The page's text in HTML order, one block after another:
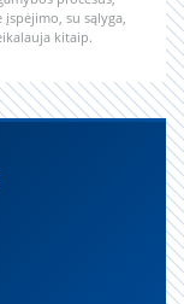
su sąlyga,
kitaip.